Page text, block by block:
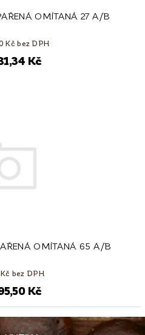
OMÍTANÁ 27 A/B
Kč bez DPH
Kč
OMÍTANÁ 65 A/B
bez DPH
Kč